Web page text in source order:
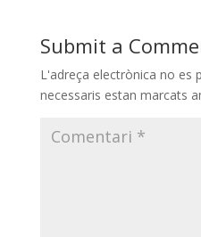
Submit a
L'adreça electrònica no es
necessaris estan marcats